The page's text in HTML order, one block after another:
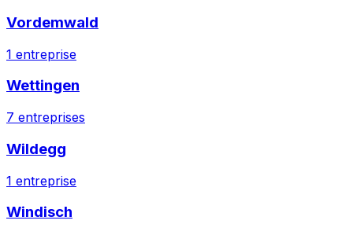
Vordemwald
1 entreprise
Wettingen
7 entreprises
Wildegg
1 entreprise
Windisch